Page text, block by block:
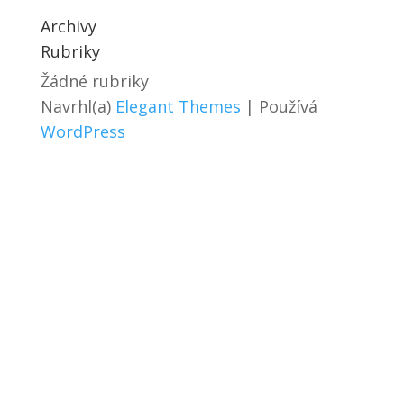
Archivy
Rubriky
Žádné rubriky
Navrhl(a) Elegant Themes | Používá
WordPress